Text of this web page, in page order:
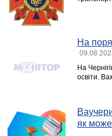
На
На
освіти.
як може